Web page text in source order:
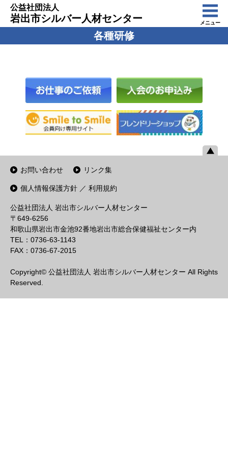
公益社団法人
岩出市シルバー人材センター メニュー
各種研修
お問い合わせ リンク集
個人情報保護方針 ／ 利用規約
公益社団法人 岩出市シルバー人材センター
〒649-6256
和歌山県岩出市金池92番地岩出市総合保健福祉センター内
TEL：0736-63-1143
FAX：0736-67-2015
Copyright© 公益社団法人 岩出市シルバー人材センター All Rights
Reserved.